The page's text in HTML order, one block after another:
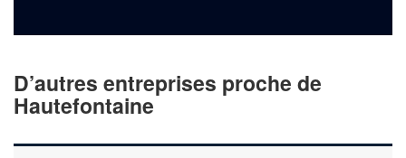
D’autres entreprises proche de
Hautefontaine